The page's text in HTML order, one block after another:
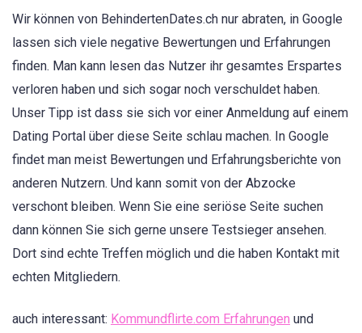
Wir können von BehindertenDates.ch nur abraten, in Google
lassen sich viele negative Bewertungen und Erfahrungen
finden. Man kann lesen das Nutzer ihr gesamtes Erspartes
verloren haben und sich sogar noch verschuldet haben.
Unser Tipp ist dass sie sich vor einer Anmeldung auf einem
Dating Portal über diese Seite schlau machen. In Google
findet man meist Bewertungen und Erfahrungsberichte von
anderen Nutzern. Und kann somit von der Abzocke
verschont bleiben. Wenn Sie eine seriöse Seite suchen
dann können Sie sich gerne unsere Testsieger ansehen.
Dort sind echte Treffen möglich und die haben Kontakt mit
echten Mitgliedern.
auch interessant: Kommundflirte.com Erfahrungen und